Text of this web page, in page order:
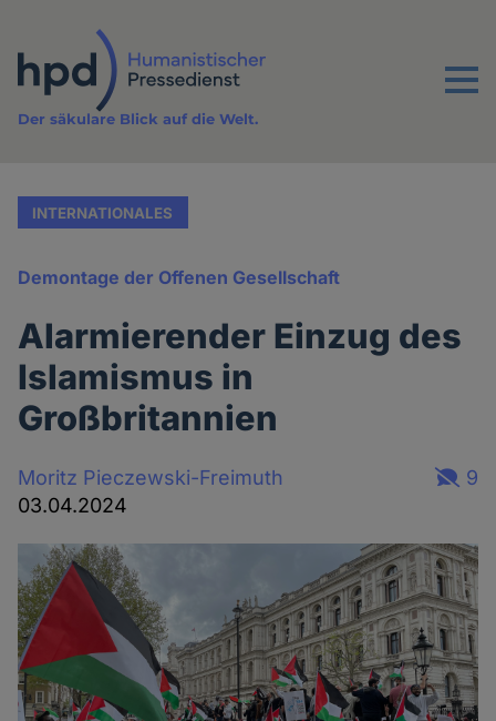
Inhalt
Menu
Der säkulare Blick auf die Welt.
INTERNATIONALES
Demontage der Offenen Gesellschaft
Alarmierender Einzug des
Islamismus in
Großbritannien
Moritz Pieczewski-Freimuth
03.04.2024
9